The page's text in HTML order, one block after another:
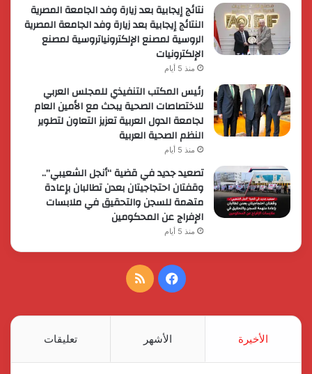
نتائج إيجابية بعد زيارة وفد الجامعة المصرية
النتائج إيجابية بعد زيارة وفد الجامعة المصرية
الروسية لمصنع الإلكترونياتروسية لمصنع
الإلكترونيات
منذ 5 أيام
رئيس المكتب التنفيذي للمجلس العربي
للاختصاصات الصحية يبحث مع الأمين العام
لجامعة الدول العربية تعزيز التعاون لتطوير
النظم الصحية العربية
منذ 5 أيام
تصعيد جديد في قضية “أنجل الشعيبي”..
وقفتان احتجاجيتان بعدن تطالبان بإعادة
متهمة للسجن والتحقيق في ملابسات
الإفراج عن المحكومين
منذ 5 أيام
فيسبوكملخص
الأخيرة الأشهر تعليقات